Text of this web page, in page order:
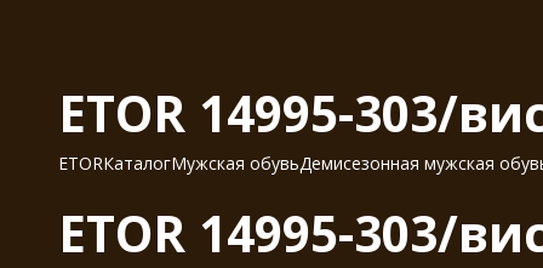
ETOR 14995-303/
ETORКаталогМужская обувьДемисезонная мужская
ETOR 14995-303/